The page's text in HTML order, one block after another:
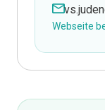
Webseite